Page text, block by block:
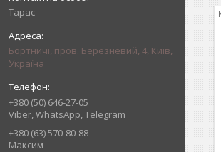
Тарас
Бортничі, пров. Березневий, 4, Київ,
Україна
+380 (50) 646-27-05
Viber, WhatsApp, Telegram
+380 (63) 570-80-88
Максим